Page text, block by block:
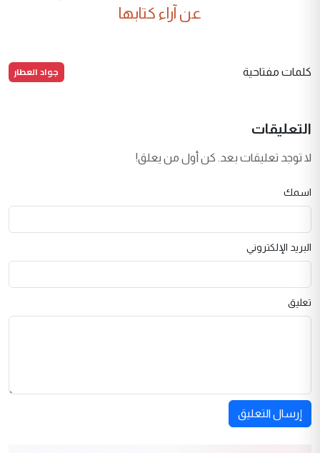
عن آراء كتابها
كلمات مفتاحية جواد العطار
التعليقات
لا توجد تعليقات بعد. كن أول من يعلق!
اسمك
البريد الإلكتروني
تعليق
إرسال التعليق